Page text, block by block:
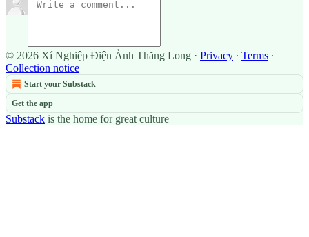
© 2026 Xí Nghiệp Điện Ảnh Thăng Long · Privacy ∙ Terms ∙
Collection notice
Start your Substack
Get the app
Substack is the home for great culture